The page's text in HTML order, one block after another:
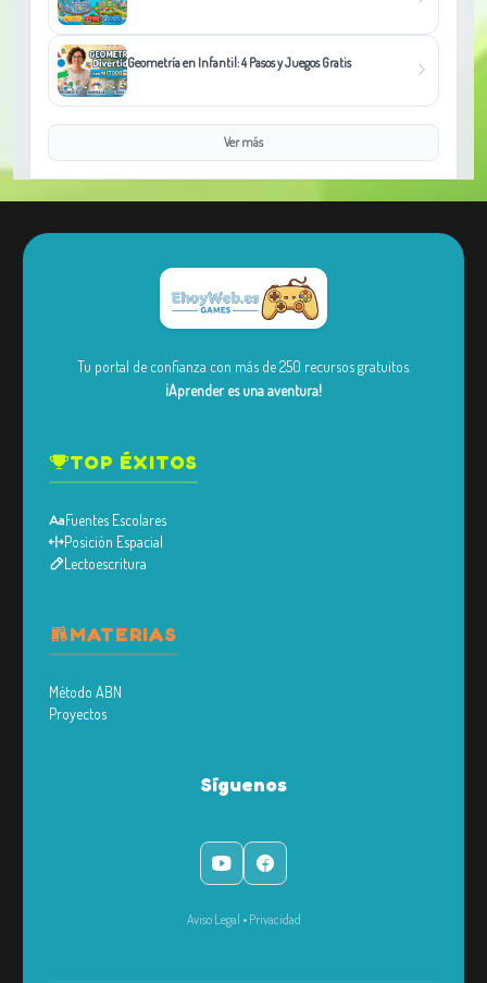
Geometría en Infantil: 4 Pasos y Juegos Gratis
Ver más
Tu portal de confianza con más de 250 recursos gratuitos.
¡Aprender es una aventura!
TOP ÉXITOS
Fuentes Escolares
Posición Espacial
Lectoescritura
MATERIAS
Método ABN
Proyectos
Síguenos
Aviso Legal • Privacidad